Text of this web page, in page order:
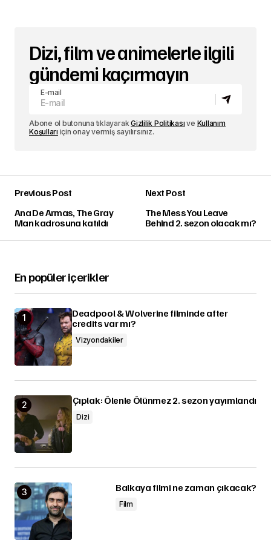
Dizi, film ve animelerle ilgili
gündemi kaçırmayın
E-mail
Abone ol butonuna tıklayarakGizlilik Politikası ve Kullanım
Koşulları için onay vermiş sayılırsınız.
Previous Post
Ana De Armas, The Gray
Man kadrosuna katıldı
Next Post
The Mess You Leave
Behind 2. sezon olacak mı?
En popüler içerikler
Deadpool & Wolverine filminde after
credits var mı?
Vizyondakiler
Çıplak: Ölenle Ölünmez 2. sezon yayımlandı
Dizi
Balkaya filmi ne zaman çıkacak?
Film